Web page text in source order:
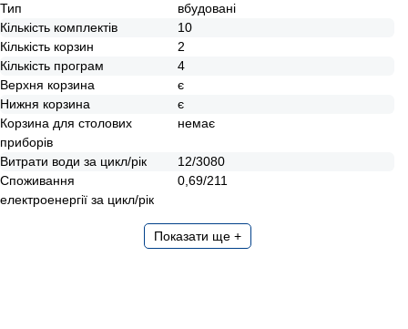
Тип
вбудовані
Кількість комплектів
10
Кількість корзин
2
Кількість програм
4
Верхня корзина
є
Нижня корзина
є
Корзина для столових
приборів
немає
Витрати води за цикл/рік
12/3080
Споживання
електроенергії за цикл/рік
0,69/211
Показати ще +